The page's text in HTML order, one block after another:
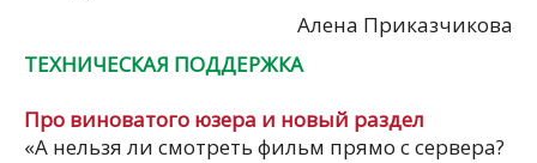
Алена Приказчикова
ТЕХНИЧЕСКАЯ ПОДДЕРЖКА
Про виноватого юзера и новый раздел
«А нельзя ли смотреть фильм прямо с сервера?